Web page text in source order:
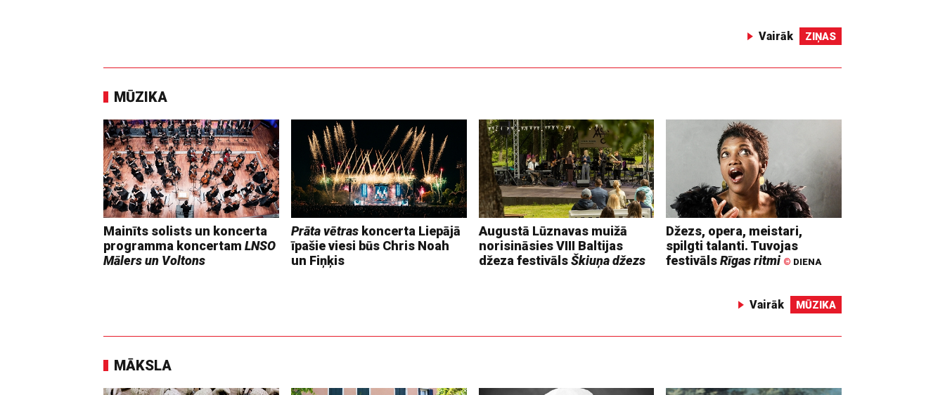
Vairāk ZIŅAS
MŪZIKA
Mainīts solists un koncerta
programma koncertam LNSO
Mālers un Voltons
Prāta vētraskoncerta Liepājā
īpašie viesi būs Chris Noah
un Fiņķis
Augustā Lūznavas muižā
norisināsies VIII Baltijas
džeza festivālsŠkiuņa džezs
Džezs, opera, meistari,
spilgti talanti. Tuvojas
festivālsRīgas ritmi © DIENA
Vairāk MŪZIKA
MĀKSLA